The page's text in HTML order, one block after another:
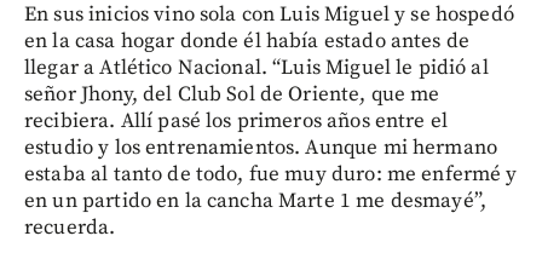
En sus inicios vino sola con Luis Miguel y se hospedó
en la casa hogar donde él había estado antes de
llegar a Atlético Nacional. “Luis Miguel le pidió al
señor Jhony, del Club Sol de Oriente, que me
recibiera. Allí pasé los primeros años entre el
estudio y los entrenamientos. Aunque mi hermano
estaba al tanto de todo, fue muy duro: me enfermé y
en un partido en la cancha Marte 1 me desmayé”,
recuerda.